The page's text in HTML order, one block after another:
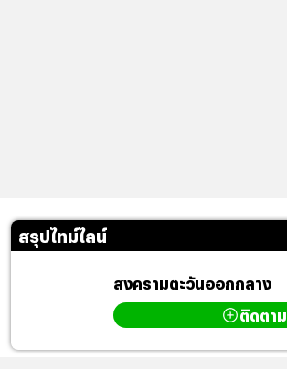
สรุปไทม์ไลน์
สงครามตะวันออกกลาง
ติดตาม